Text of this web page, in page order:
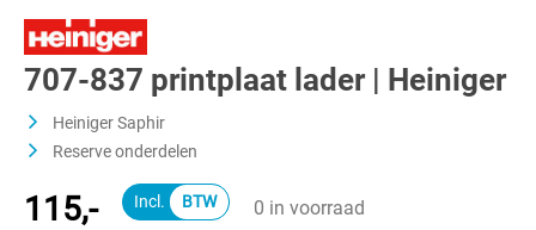
707-837 printplaat lader | Heiniger
Heiniger Saphir
Reserve onderdelen
115,- 0 in voorraad